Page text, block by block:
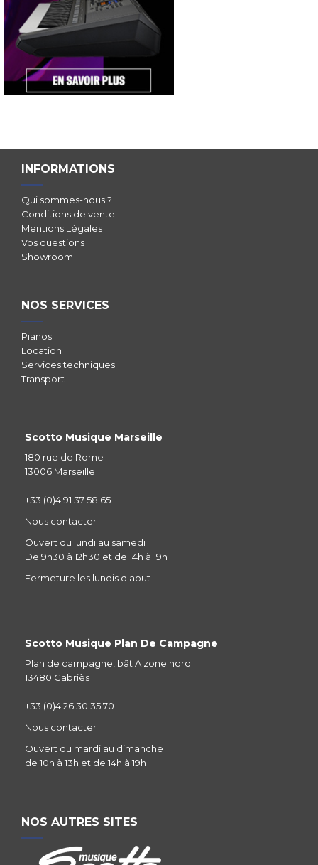
INFORMATIONS
Qui sommes-nous ?
Conditions de vente
Mentions Légales
Vos questions
Showroom
NOS SERVICES
Pianos
Location
Services techniques
Transport
Scotto Musique Marseille
180 rue de Rome
13006 Marseille
+33 (0)4 91 37 58 65
Nous contacter
Ouvert du lundi au samedi
De 9h30 à 12h30 et de 14h à 19h
Fermeture les lundis d'aout
Scotto Musique Plan De Campagne
Plan de campagne, bât A zone nord
13480 Cabriès
+33 (0)4 26 30 35 70
Nous contacter
Ouvert du mardi au dimanche
de 10h à 13h et de 14h à 19h
NOS AUTRES SITES